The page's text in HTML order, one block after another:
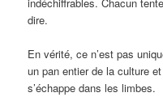
dire.
En vérité, ce n’est pas
un pan entier de la culture
s’échappe dans les limbes.